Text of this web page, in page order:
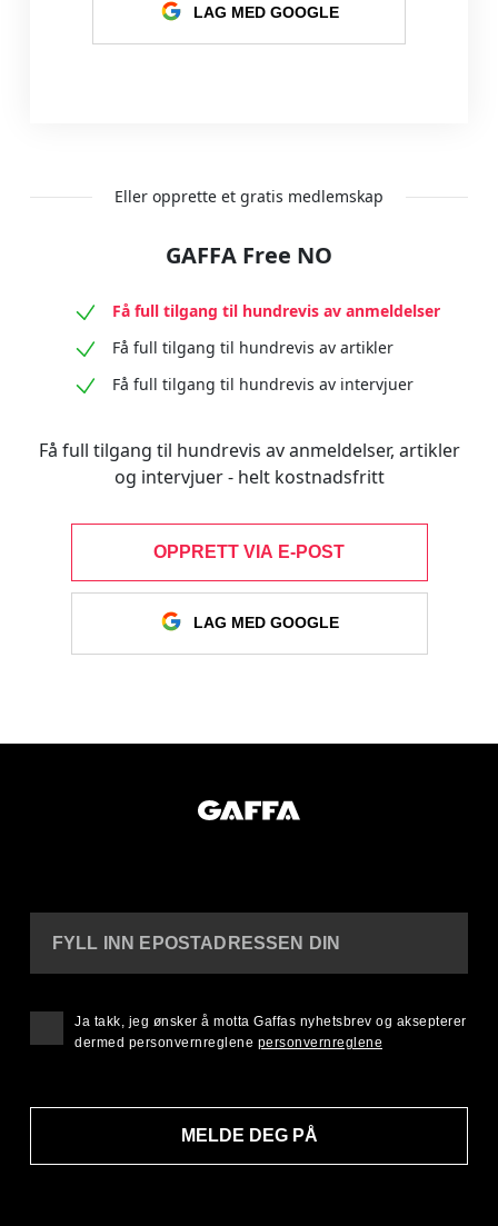
LAG MED GOOGLE
Eller opprette et gratis medlemskap
GAFFA Free NO
Få full tilgang til hundrevis av anmeldelser
Få full tilgang til hundrevis av artikler
Få full tilgang til hundrevis av intervjuer
Få full tilgang til hundrevis av anmeldelser, artikler
og intervjuer - helt kostnadsfritt
OPPRETT VIA E-POST
LAG MED GOOGLE
FYLL INN EPOSTADRESSEN DIN
MELDE DEG PÅ
Ja takk, jeg ønsker å motta Gaffas nyhetsbrev og aksepterer
dermed personvernreglene personvernreglene